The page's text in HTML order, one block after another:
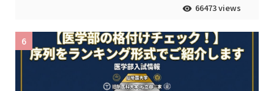
66473 views
6